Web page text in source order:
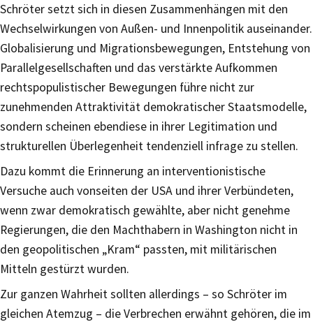
Schröter setzt sich in diesen Zusammenhängen mit den
Wechselwirkungen von Außen- und Innenpolitik auseinander.
Globalisierung und Migrationsbewegungen, Entstehung von
Parallelgesellschaften und das verstärkte Aufkommen
rechtspopulistischer Bewegungen führe nicht zur
zunehmenden Attraktivität demokratischer Staatsmodelle,
sondern scheinen ebendiese in ihrer Legitimation und
strukturellen Überlegenheit tendenziell infrage zu stellen.
Dazu kommt die Erinnerung an interventionistische
Versuche auch vonseiten der USA und ihrer Verbündeten,
wenn zwar demokratisch gewählte, aber nicht genehme
Regierungen, die den Machthabern in Washington nicht in
den geopolitischen „Kram“ passten, mit militärischen
Mitteln gestürzt wurden.
Zur ganzen Wahrheit sollten allerdings – so Schröter im
gleichen Atemzug – die Verbrechen erwähnt gehören, die im